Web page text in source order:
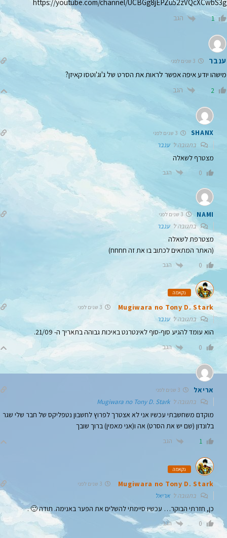
https://youtube.com/channel/UCBGg8jEPZu52zVQcXCwbS3g
1 הגב
ענבר
מישהו יודע איפה אפשר לראות את הסרט של ג'וג'וטסו קאיזן?
2 הגב
SHANX 3 שנים לפני
בתגובה לענבר
מצטרף לשאלה
0 הגב
NAMI
בתגובה לענבר
מצטרפת לשאלה
(האתר המתאים לכתוב בו את זה חחחח)
0 הגב
נקאמה
Mugiwara no Tony D. Stark 3 שנים לפני
בתגובה לענבר
הוא עומד להגיע סוף-סוף לאינטרנט באיכות גבוהה בתאריך ה- 21/09.
0 הגב
אריאל 3 שנים לפני
בתגובה לMugiwara no Tony D. Stark
מוקדם משחשבתי עכשיו אני לא אצטרך לפרוץ לחשבון נטפליקס של חבר שלי שגר
בלונדון (שם יש את הסרט) אה ו(אני מאמין) ברוך שובך
1 הגב
נקאמה
Mugiwara no Tony D. Stark 3 שנים לפני
בתגובה לאריאל
כן, חזרתי הבוקר… עכשיו סיימתי להשלים את הפער באנימה. תודה 🙂 .
0 הגב